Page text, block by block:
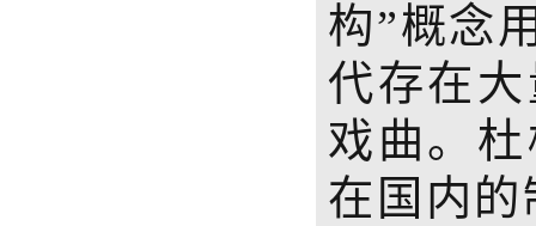
构”概念
代存在
戏曲。
在国内